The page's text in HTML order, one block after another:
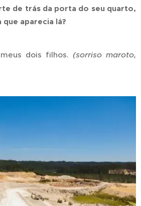
de trás da porta do seu quarto,
que aparecia lá?
dois filhos. (sorriso maroto,